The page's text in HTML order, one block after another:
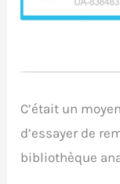
C’était un
d’essayer de
bibliothèque